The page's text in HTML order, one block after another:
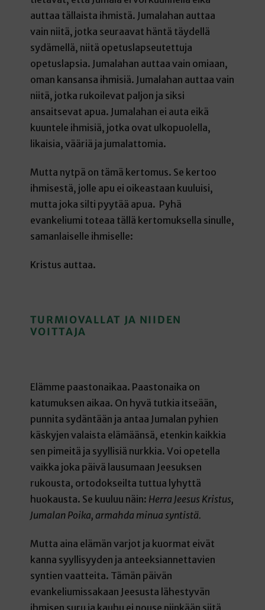
auttaa tällaista ihmistä. Jumalahan auttaa
vain niitä, jotka seuraavat häntä täydellä
sydämellä, niitä opetuslapseutettuja
opetuslapsia. Jumalahan auttaa vain omiaan,
oman kansansa ihmisiä. Jumalahan auttaa vain
niitä, jotka rukoilevat paljon ja siksi
ansaitsevat apua. Jumalahan ei auta eikä
kuuntele ihmisiä, jotka ovat ulkopuolella,
likaisia, vääriä ja jumalattomia.
Mutta nytpä on tämä kertomus. Se kertoo
ihmisestä, jolle apu ei oikeastaan kuuluisi,
mutta joka silti pyytää apua. Pyhä
evankeliumi toteaa tällä kertomuksella sinulle,
samanlaiselle ihmiselle:
Kristus auttaa.
TURMIOVALLAT JA NIIDEN
VOITTAJA
Elämme paastonaikaa. Paastonaika on
katumuksen aikaa. On hyvä tutkia itseään,
punnita sydäntään ja antaa Jumalan pyhien
käskyjen valaista elämäänsä, etenkin kaikkia
sen pimeitä ja syyllisiä nurkkia. Voi opetella
vaikka joka päivä lausumaan Jeesuksen
rukousta, ortodokseilta tuttua lyhyttä
huokausta. Se kuuluu näin: Herra Jeesus Kristus,
Jumalan Poika, armahda minua syntistä.
Mutta aina elämän varjot ja kuormat eivät
kanna syyllisyyden ja anteeksiannettavien
syntien vaatteita. Tämän päivän
evankeliumissakaan Jeesusta lähestyvän
ihmisen suru ja kauhu ei nouse niinkään siitä,